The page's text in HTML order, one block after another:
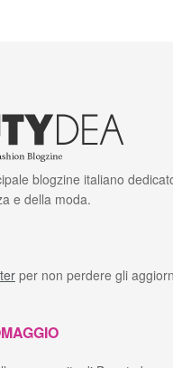
blogzine italiano
e della moda.
per non perdere gli